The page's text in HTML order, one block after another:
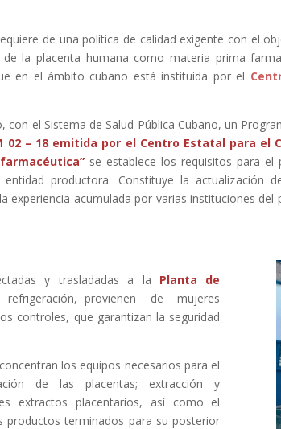
de una política de calidad exigente con el
la placenta humana como materia prima
en el ámbito cubano está instituida por el
con el Sistema de Salud Pública Cubano, un
02 – 18 emitida por el Centro Estatal para el
se establece los requisitos para
productora. Constituye la actualización
experiencia acumulada por varias instituciones
y trasladadas a la Planta de
refrigeración, provienen de mujeres
controles, que garantizan la seguridad
los equipos necesarios para el
de las placentas; extracción y
extractos placentarios, así como el
productos terminados para su posterior